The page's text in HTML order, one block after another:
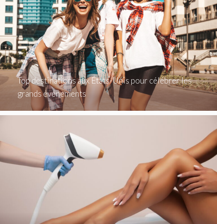
Top destinations aux États-Unis pour célébrer les
grands événements